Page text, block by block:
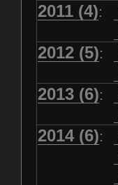
2011 (4):
2012 (5):
2013 (6):
2014 (6):